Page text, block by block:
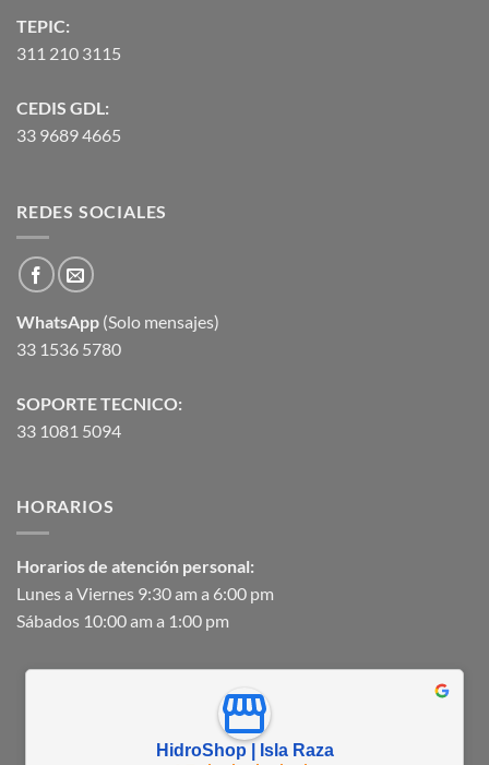
TEPIC:
311 210 3115
CEDIS GDL:
33 9689 4665
REDES SOCIALES
WhatsApp (Solo mensajes)
33 1536 5780
SOPORTE TECNICO:
33 1081 5094
HORARIOS
Horarios de atención personal:
Lunes a Viernes 9:30 am a 6:00 pm
Sábados 10:00 am a 1:00 pm
HidroShop | Isla Raza